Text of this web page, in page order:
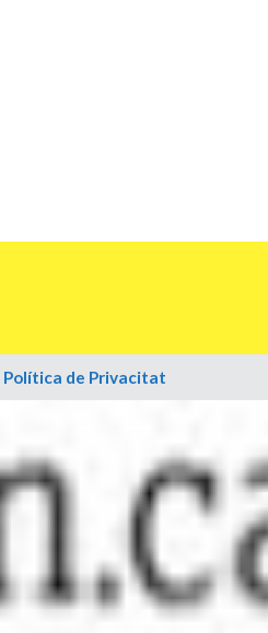
Política de Privacitat